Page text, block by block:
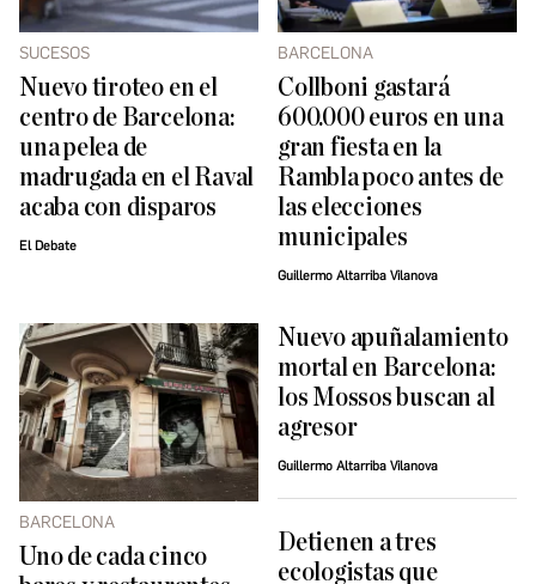
SUCESOS
Nuevo tiroteo en el
centro de Barcelona:
una pelea de
madrugada en el Raval
acaba con disparos
El Debate
BARCELONA
Collboni gastará
600.000 euros en una
gran fiesta en la
Rambla poco antes de
las elecciones
municipales
Guillermo Altarriba Vilanova
BARCELONA
Uno de cada cinco
Nuevo apuñalamiento
mortal en Barcelona:
los Mossos buscan al
agresor
Guillermo Altarriba Vilanova
Detienen a tres
ecologistas que